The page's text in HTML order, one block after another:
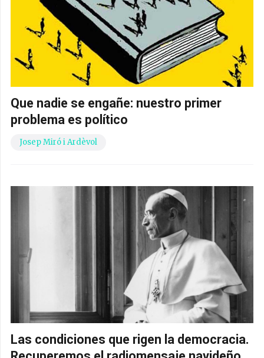
Que nadie se engañe: nuestro primer
problema es político
Josep Miró i Ardèvol
Las condiciones que rigen la democracia.